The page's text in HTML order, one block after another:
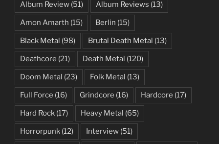
Album Review (51) Album Reviews (13)
Amon Amarth (15) Berlin (15)
Black Metal (98) Brutal Death Metal (13)
Deathcore (21) Death Metal (120)
Doom Metal (23) Folk Metal (13)
Full Force (16) Grindcore (16) Hardcore (17)
Hard Rock (17) Heavy Metal (65)
Horrorpunk (12) Interview (51)